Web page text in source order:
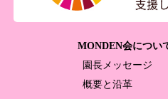
MONDEN会につい
園長メッセージ
概要と沿革